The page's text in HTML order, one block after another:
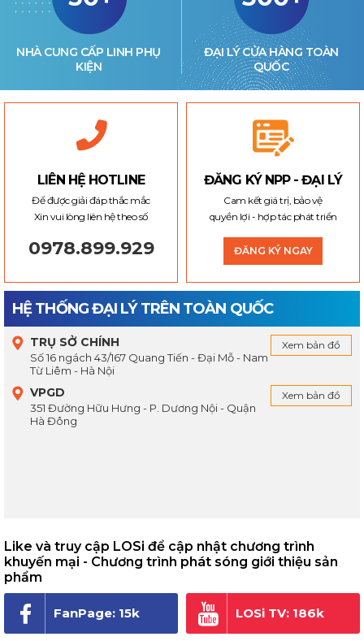
NHÀ CUNG CẤP LINH PHỤ
KIỆN
ĐẠI LÝ CỬA HÀNG TOÀN
QUỐC
LIÊN HỆ HOTLINE
Để được giải đáp thắc mắc
Xin vui lòng liên hệ theo số
0978.899.929
ĐĂNG KÝ NPP - ĐẠI LÝ
Cam kết giá trị, bảo vệ
quyền lợi - hợp tác phát triển
ĐĂNG KÝ NGAY
HỆ THỐNG ĐẠI LÝ TRÊN TOÀN QUỐC
Xem bản đồ
TRỤ SỞ CHÍNH
Số 16 ngách 43/167 Quang Tiến - Đại Mỗ - Nam
Từ Liêm - Hà Nội
Xem bản đồ
VPGD
351 Đường Hữu Hưng - P. Dương Nội - Quận
Hà Đông
Like và truy cập LOSi để cập nhật chương trình
khuyến mại - Chương trình phát sóng giới thiệu sản
phẩm
FanPage: 15k LOSi TV: 186k